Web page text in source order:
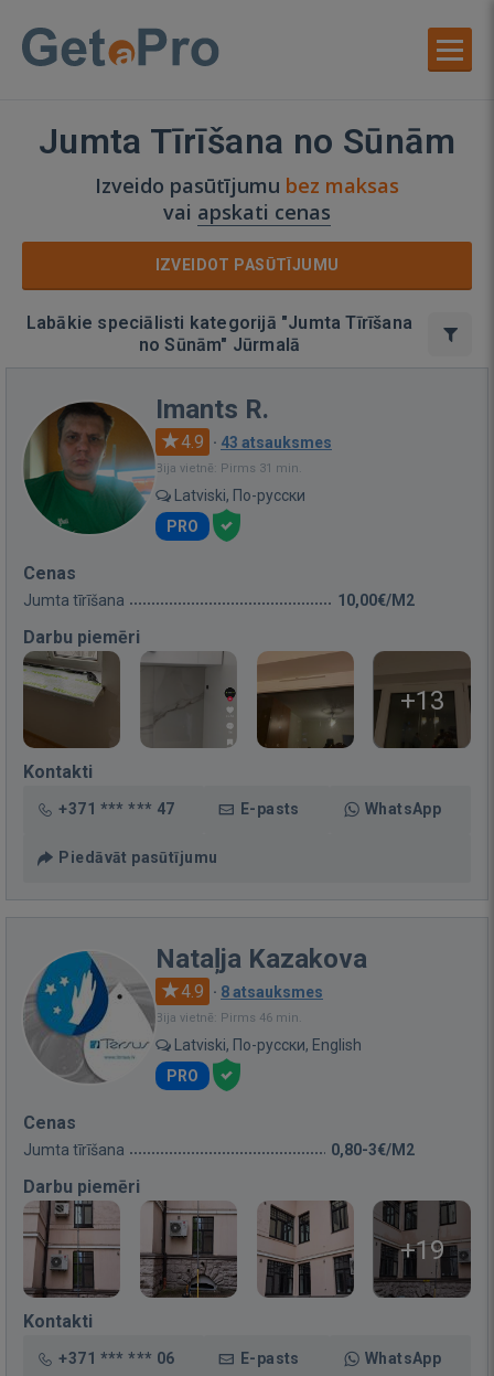
Jumta Tīrīšana no Sūnām
Izveido pasūtījumu bez maksas
vai apskati cenas
IZVEIDOT PASŪTĪJUMU
Labākie speciālisti kategorijā "Jumta Tīrīšana
no Sūnām" Jūrmalā
Imants R.
4.9 · 43 atsauksmes
Bija vietnē: Pirms 31 min.
Latviski, По-русски
PRO
Cenas
Jumta tīrīšana 10,00€/M2
Darbu piemēri
+13
Kontakti
+371 *** *** 47 E-pasts WhatsApp
Piedāvāt pasūtījumu
Nataļja Kazakova
4.9 · 8 atsauksmes
Bija vietnē: Pirms 46 min.
Latviski, По-русски, English
PRO
Cenas
Jumta tīrīšana 0,80-3€/M2
Darbu piemēri
+19
Kontakti
+371 *** *** 06 E-pasts WhatsApp